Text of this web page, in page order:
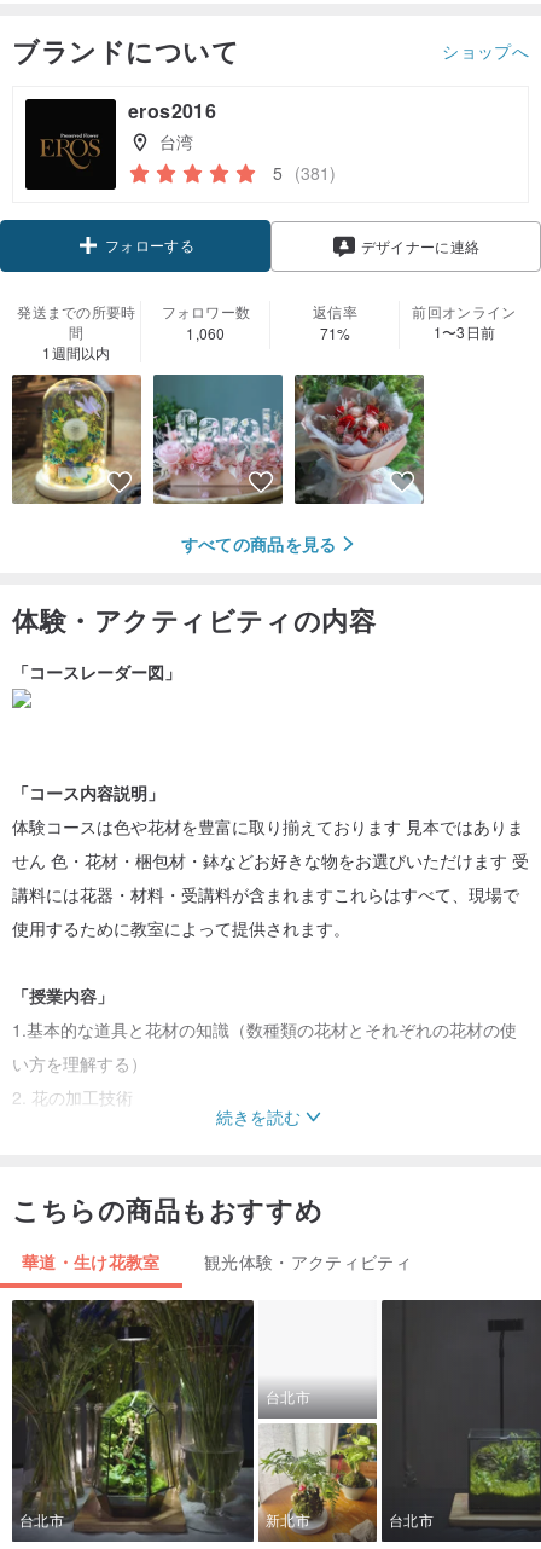
ブランドについて ショップへ
eros2016
台湾
5 (381)
フォローする デザイナーに連絡
発送までの所要時
間
1週間以内
フォロワー数
1,060
返信率
71%
前回オンライン
1〜3日前
すべての商品を見る
体験・アクティビティの内容
「コースレーダー図」
「コース内容説明」
体験コースは色や花材を豊富に取り揃えております 見本ではありま
せん 色・花材・梱包材・鉢などお好きな物をお選びいただけます 受
講料には花器・材料・受講料が含まれますこれらはすべて、現場で
使用するために教室によって提供されます。
「授業内容」
1.基本的な道具と花材の知識（数種類の花材とそれぞれの花材の使
い方を理解する）
2. 花の加工技術
3. 花の色合わせと構成のポイント
5. 実装: ライト ストリング付きの完成品を 1 つ持ち帰ってくださ
い。これは個別に購入できます。
6.作品サイズ：幅24×高さ15cm（花器含む）
《授業環境と講師陣》
快適な環境
続きを読む
こちらの商品もおすすめ
華道・生け花教室 観光体験・アクティビティ
台北市
台北市
新北市 台北市